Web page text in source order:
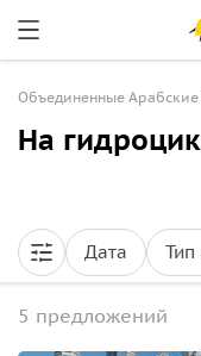
Объединенные
На
Дата Тип
5 предложений